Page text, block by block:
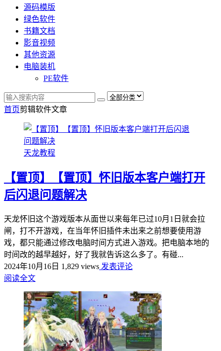
源码模版
绿色软件
书籍文档
影音视频
其他资源
电脑装机
PE软件
首页剪辑软件文章
天龙教程
【置顶】【置顶】怀旧版本客户端打开
后闪退问题解决
天龙怀旧这个游戏版本从面世以来每年已过10月1日就会拉
闸，打不开游戏，在当年怀旧插件未出来之前想要使用游
戏，都只能通过修改电脑时间方式进入游戏。把电脑本地的
时间改的越早越好，好了我就告诉这么多了。有碰...
2024年10月16日 1,829 views 发表评论
阅读全文